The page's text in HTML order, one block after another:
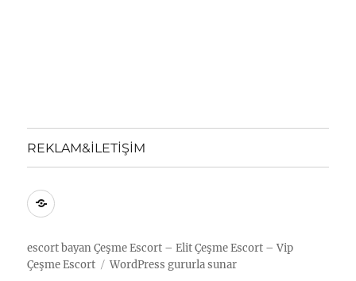
REKLAM&İLETİŞİM
REKLAM&İLETİŞİM
escort bayan Çeşme Escort – Elit Çeşme Escort – Vip
Çeşme Escort
WordPress gururla sunar